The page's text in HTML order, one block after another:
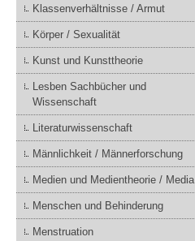
Klassenverhältnisse / Armut
Körper / Sexualität
Kunst und Kunsttheorie
Lesben Sachbücher und
Wissenschaft
Literaturwissenschaft
Männlichkeit / Männerforschung
Medien und Medientheorie / Media
Menschen und Behinderung
Menstruation